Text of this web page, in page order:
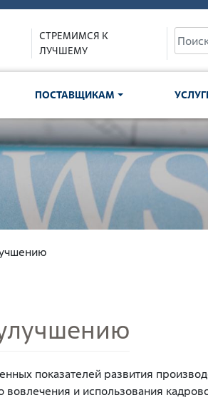
СТРЕМИМСЯ К
ЛУЧШЕМУ
Имя
ПОСТАВЩИКАМ
показателей развития
вовлечения и использования